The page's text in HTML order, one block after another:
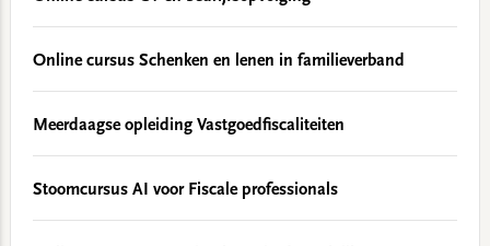
Online cursus Schenken en lenen in familieverband
Meerdaagse opleiding Vastgoedfiscaliteiten
Stoomcursus AI voor Fiscale professionals